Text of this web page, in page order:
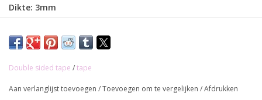
Dikte: 3mm
Double sided tape /tape
Aan verlanglijst toevoegen /Toevoegen om te vergelijken /Afdrukken